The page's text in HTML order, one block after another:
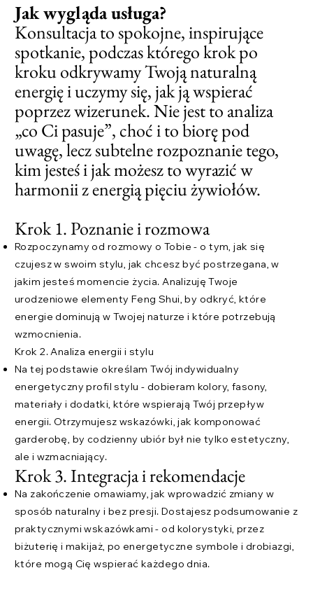
Jak wygląda usługa?
Konsultacja to spokojne, inspirujące
spotkanie, podczas którego krok po
kroku odkrywamy Twoją naturalną
energię i uczymy się, jak ją wspierać
poprzez wizerunek. Nie jest to analiza
„co Ci pasuje”, choć i to biorę pod
uwagę, lecz subtelne rozpoznanie tego,
kim jesteś i jak możesz to wyrazić w
harmonii z energią pięciu żywiołów.
​Krok 1. Poznanie i rozmowa
Rozpoczynamy od rozmowy o Tobie - o tym, jak się
czujesz w swoim stylu, jak chcesz być postrzegana, w
jakim jesteś momencie życia. Analizuję Twoje
urodzeniowe elementy Feng Shui, by odkryć, które
energie dominują w Twojej naturze i które potrzebują
wzmocnienia.
Krok 2. Analiza energii i stylu
Na tej podstawie określam Twój indywidualny
energetyczny profil stylu - dobieram kolory, fasony,
materiały i dodatki, które wspierają Twój przepływ
energii. Otrzymujesz wskazówki, jak komponować
garderobę, by codzienny ubiór był nie tylko estetyczny,
ale i wzmacniający.
Krok 3. Integracja i rekomendacje
Na zakończenie omawiamy, jak wprowadzić zmiany w
sposób naturalny i bez presji. Dostajesz podsumowanie z
praktycznymi wskazówkami - od kolorystyki, przez
biżuterię i makijaż, po energetyczne symbole i drobiazgi,
które mogą Cię wspierać każdego dnia.